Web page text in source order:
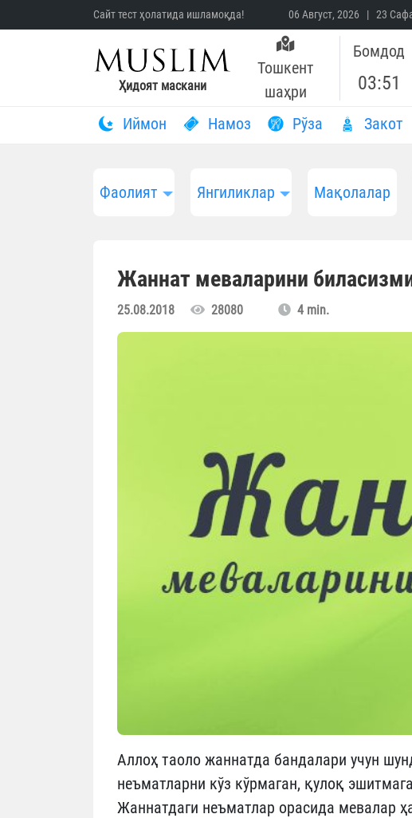
Сайт тест ҳолатида ишламоқда! 06 Август, 2026 | 23
Ҳидоят маскани
Тошкент
шаҳри
Бомдод
03:51
Иймон Намоз Рўза Закот
Фаолият Янгиликлар Мақолалар
Жаннат меваларини
25.08.2018 28080 4 min.
Аллоҳ таоло жаннатда бандалари учун
неъматларни кўз кўрмаган, қулоқ
Жаннатдаги неъматлар орасида мевалар